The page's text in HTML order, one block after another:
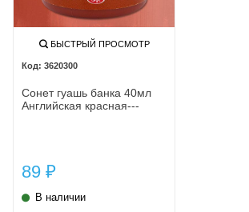
БЫСТРЫЙ ПРОСМОТР
3620300
Сонет гуашь банка 40мл
Английская красная---
89 ₽
В наличии